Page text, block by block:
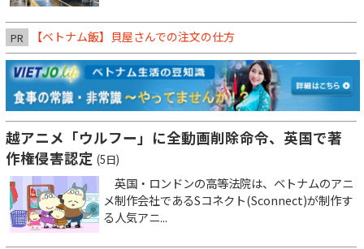
PR 【ベトナム飯】貝屋さんでの注文の仕方
越アニメ「ウルフー」に全動画削除命令、英国で著
作権侵害認定 (5日)
英国・ロンドンの高等法院は、ベトナムのアニ
メ制作会社であるSコネクト(Sconnect)が制作す
る人気アニ...